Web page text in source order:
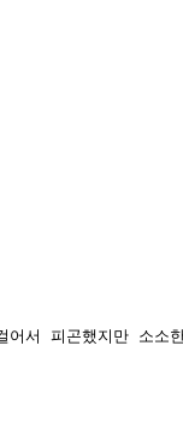
서 피곤했지만 소소